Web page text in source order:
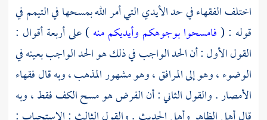
اختلف الفقهاء في حد الأيدي التي أمر الله بمسحها في التيمم في
قوله : (فامسحوا بوجوهكم وأيديكم منه) على أربعة أقوال :
القول الأول : أن الحد الواجب في ذلك هو الحد الواجب بعينه في
الوضوء ، وهو إلى المرافق ، وهو مشهور المذهب ، وبه قال فقهاء
الأمصار . والقول الثاني : أن الفرض هو مسح الكف فقط ، وبه